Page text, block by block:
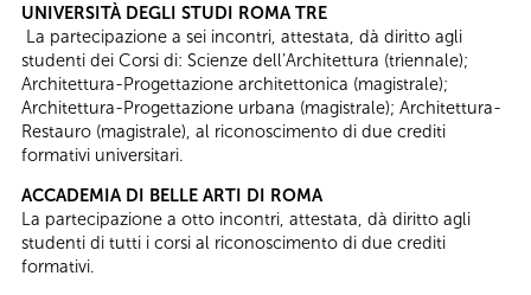
UNIVERSITÀ DEGLI STUDI ROMA TRE
La partecipazione a sei incontri, attestata, dà diritto agli
studenti dei Corsi di: Scienze dell’Architettura (triennale);
Architettura-Progettazione architettonica (magistrale);
Architettura-Progettazione urbana (magistrale); Architettura-
Restauro (magistrale), al riconoscimento di due crediti
formativi universitari.
ACCADEMIA DI BELLE ARTI DI ROMA
La partecipazione a otto incontri, attestata, dà diritto agli
studenti di tutti i corsi al riconoscimento di due crediti
formativi.